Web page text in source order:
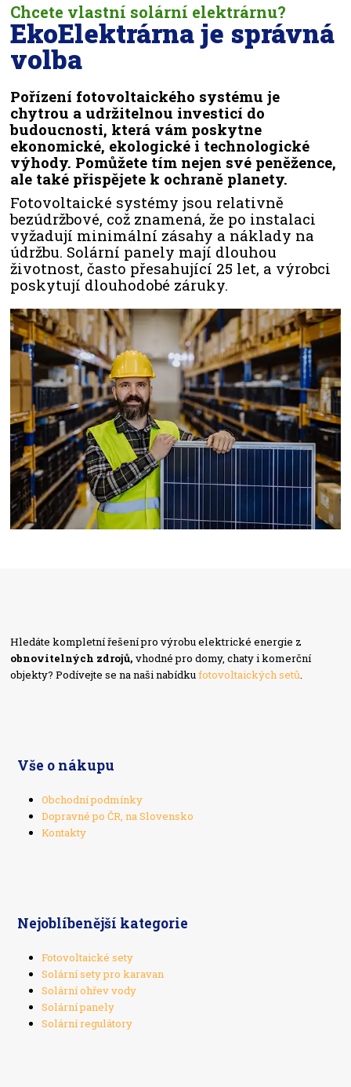
Chcete vlastní solární elektrárnu?
EkoElektrárna je správná
volba
Pořízení fotovoltaického systému je
chytrou a udržitelnou investicí do
budoucnosti, která vám poskytne
ekonomické, ekologické i technologické
výhody. Pomůžete tím nejen své peněžence,
ale také přispějete k ochraně planety.
Fotovoltaické systémy jsou relativně
bezúdržbové, což znamená, že po instalaci
vyžadují minimální zásahy a náklady na
údržbu. Solární panely mají dlouhou
životnost, často přesahující 25 let, a výrobci
poskytují dlouhodobé záruky.
Hledáte kompletní řešení pro výrobu elektrické energie z
obnovitelných zdrojů, vhodné pro domy, chaty i komerční
objekty? Podívejte se na naši nabídkufotovoltaických setů.
Vše o nákupu
Obchodní podmínky
Dopravné po ČR, na Slovensko
Kontakty
Nejoblíbenější kategorie
Fotovoltaické sety
Solární sety pro karavan
Solární ohřev vody
Solární panely
Solární regulátory